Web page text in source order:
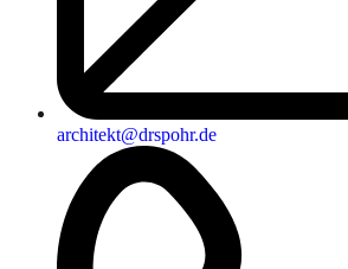
architekt@drspohr.de